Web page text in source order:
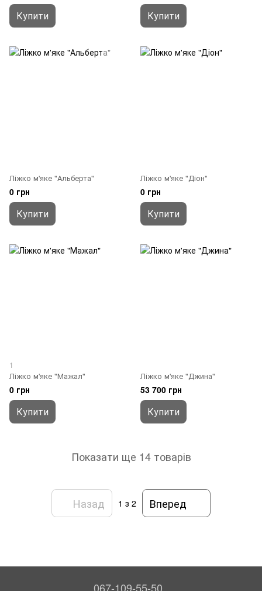
Купити Купити
Ліжко м'яке "Альберта"
0 грн
Купити
Ліжко м'яке "Діон"
0 грн
Купити
1
Ліжко м'яке "Мажал"
0 грн
Купити
Ліжко м'яке "Джина"
53 700 грн
Купити
Показати ще 14 товарів
Назад 1 з 2 Вперед
067-109-55-50